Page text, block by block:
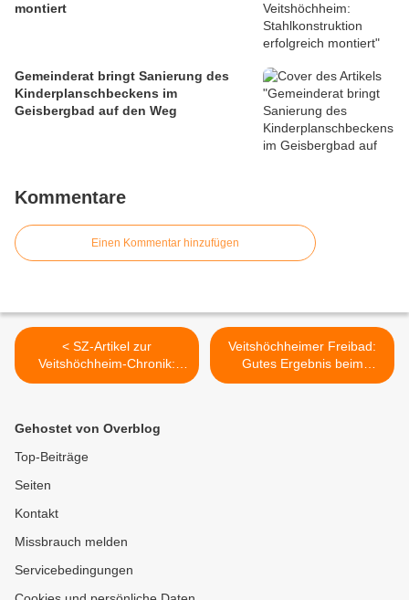
montiert
Gemeinderat bringt Sanierung des
Kinderplanschbeckens im
Geisbergbad auf den Weg
Kommentare
Einen Kommentar hinzufügen
< SZ-Artikel zur
Veitshöchheim-Chronik:
Tiefe Wunden, böses Blut
Veitshöchheimer Freibad:
Gutes Ergebnis beim
Pipitest des Radiosenders
Gehostet von Overblog
Top-Beiträge
Seiten
Kontakt
Missbrauch melden
Servicebedingungen